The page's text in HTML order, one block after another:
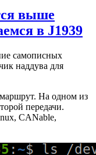
выше
в J1939
самописных
наддува для
На одном из
передачи.
CANable,